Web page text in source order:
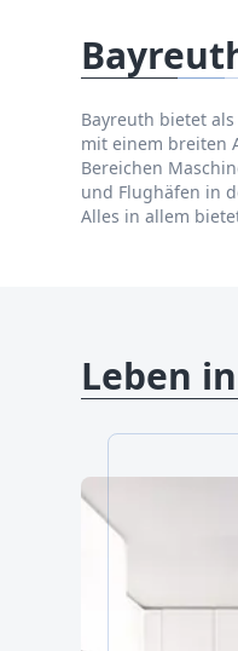
Bayreuth bietet
mit einem breiten
Bereichen
und Flughäfen in
Alles in allem
Leben